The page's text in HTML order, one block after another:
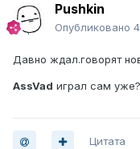
Pushkin
Опубликовано
Давно ждал.говорят
AssVad играл сам
Цитата